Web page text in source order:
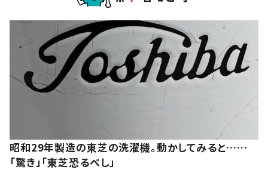
昭和29年製造の東芝の洗濯機。動かしてみると……
「驚き」「東芝恐るべし」